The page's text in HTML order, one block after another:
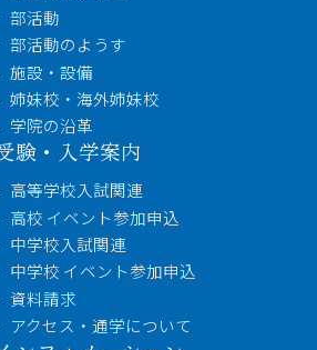
部活動
部活動のようす
施設・設備
姉妹校・海外姉妹校
学院の沿革
験・入学案内
高等学校入試関連
高校 イベント参加申込
中学校入試関連
中学校 イベント参加申込
資料請求
アクセス・通学について